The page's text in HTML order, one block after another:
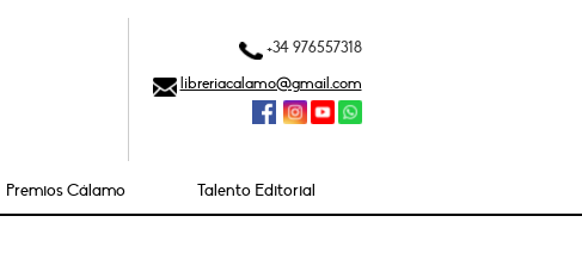
+34 976557318
libreriacalamo@gmail.com
Premios Cálamo Talento Editorial